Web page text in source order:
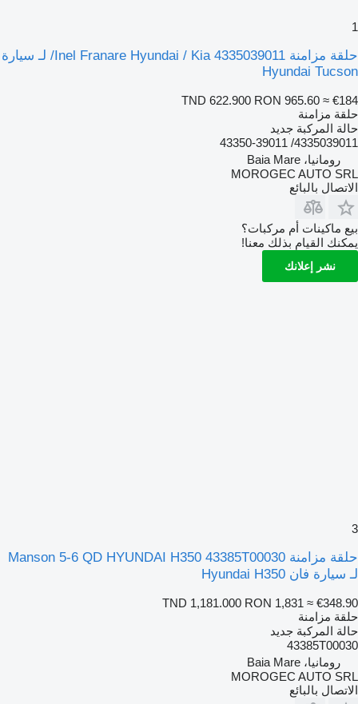
1
حلقة مزامنة Inel Franare Hyundai / Kia 4335039011/ لـ سيارة
Hyundai Tucson
TND 622.900 RON 965.60 ≈ €184
حلقة مزامنة
حالة المركبة جديد
4335039011/ 43350-39011
رومانيا، Baia Mare
MOROGEC AUTO SRL
الاتصال بالبائع
بيع ماكينات أم مركبات؟
يمكنك القيام بذلك معنا!
نشر إعلانك
3
حلقة مزامنة Manson 5-6 QD HYUNDAI H350 43385T00030
لـ سيارة فان Hyundai H350
TND 1,181.000 RON 1,831 ≈ €348.90
حلقة مزامنة
حالة المركبة جديد
43385T00030
رومانيا، Baia Mare
MOROGEC AUTO SRL
الاتصال بالبائع